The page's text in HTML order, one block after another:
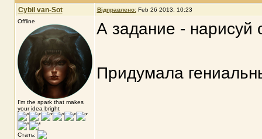
Cybil van-Sot Відправлено: Feb 26 2013, 10:23
Offline
I'm the spark that makes
your idea bright
Стать:
А задание - нарисуй
Придумала